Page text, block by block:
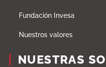
Fundación Invesa
Nuestros valores
NUESTRAS